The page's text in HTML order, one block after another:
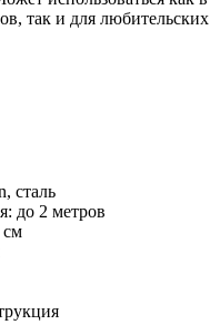
так и для любительских
сталь
до 2 метров
см